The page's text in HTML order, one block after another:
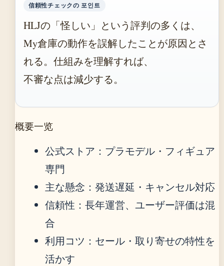
信頼性チェックの 포인트
HLJの「怪しい」という評判の多くは、
My倉庫の動作を誤解したことが原因とさ
れる。仕組みを理解すれば、
不審な点は減少する。
概要一览
公式ストア：プラモデル・フィギュア
専門
主な懸念：発送遅延・キャンセル対応
信頼性：長年運営、ユーザー評価は混
合
利用コツ：セール・取り寄せの特性を
活かす